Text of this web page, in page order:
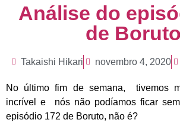
Análise do
de Boruto
Takaishi Hikari novembro 4, 2020
No último fim de semana, tivemos
incrível e nós não podíamos ficar
episódio 172 de Boruto, não é?